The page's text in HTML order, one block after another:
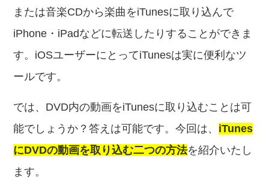
または音楽CDから楽曲をiTunesに取り込んで
iPhone・iPadなどに転送したりすることができま
す。iOSユーザーにとってiTunesは実に便利なツ
ールです。
では、DVD内の動画をiTunesに取り込むことは可
能でしょうか？答えは可能です。今回は、 iTunes
にDVDの動画を取り込む二つの方法を紹介いたし
ます。